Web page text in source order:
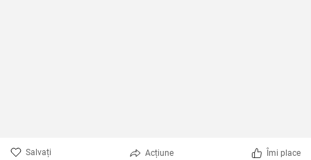
Salvați Acțiune Îmi place